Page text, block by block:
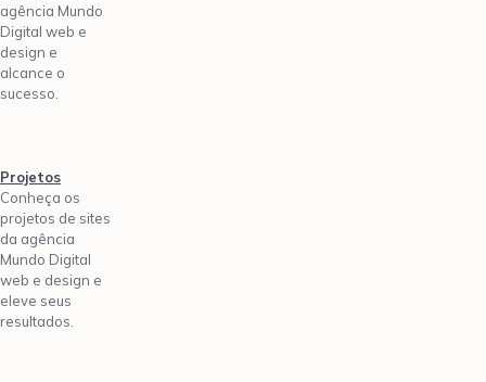
agência Mundo
Digital web e
design e
alcance o
sucesso.
Projetos
Conheça os
projetos de sites
da agência
Mundo Digital
web e design e
eleve seus
resultados.